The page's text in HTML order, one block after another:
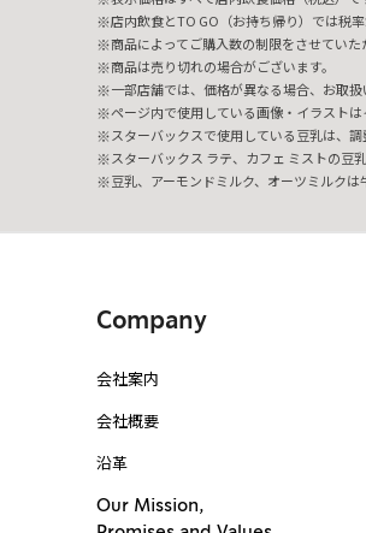
店内飲食とTO GO（お持ち帰り）では税
商品によってご購入数の制限をさせていた
商品は売り切れの場合がございます。
一部店舗では、価格が異なる場合、お取扱
ページ内で使用している画像・イラストは
スターバックスで使用している豆乳は、調
スターバックス ラテ、カフェ ミストの豆
豆乳、アーモンドミルク、オーツミルクは
Company
会社案内
会社概要
沿革
Our Mission,